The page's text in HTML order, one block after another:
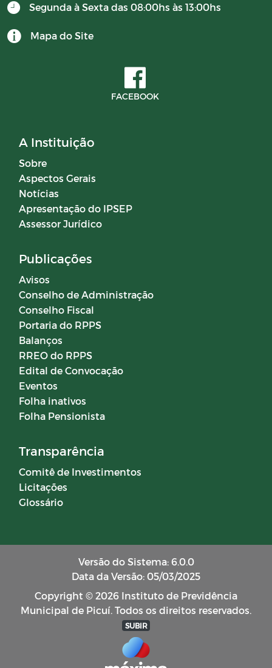
Segunda à Sexta das 08:00hs às 13:00hs
Mapa do Site
FACEBOOK
A Instituição
Sobre
Aspectos Gerais
Notícias
Apresentação do IPSEP
Assessor Jurídico
Publicações
Avisos
Conselho de Administração
Conselho Fiscal
Portaria do RPPS
Balanços
RREO do RPPS
Edital de Convocação
Eventos
Folha inativos
Folha Pensionista
Transparência
Comitê de Investimentos
Licitações
Glossário
Versão do Sistema: 6.0.0
Data da Versão: 05/03/2025
Copyright © 2026 Instituto de Previdência
Municipal de Picuí. Todos os direitos reservados.
SUBIR